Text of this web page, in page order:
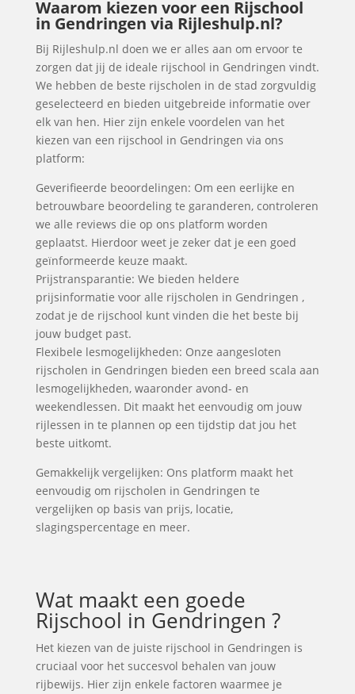
Waarom kiezen voor een Rijschool
in Gendringen via Rijleshulp.nl?
Bij Rijleshulp.nl doen we er alles aan om ervoor te
zorgen dat jij de ideale rijschool in Gendringen vindt.
We hebben de beste rijscholen in de stad zorgvuldig
geselecteerd en bieden uitgebreide informatie over
elk van hen. Hier zijn enkele voordelen van het
kiezen van een rijschool in Gendringen via ons
platform:
Geverifieerde beoordelingen: Om een eerlijke en
betrouwbare beoordeling te garanderen, controleren
we alle reviews die op ons platform worden
geplaatst. Hierdoor weet je zeker dat je een goed
geïnformeerde keuze maakt.
Prijstransparantie: We bieden heldere
prijsinformatie voor alle rijscholen in Gendringen ,
zodat je de rijschool kunt vinden die het beste bij
jouw budget past.
Flexibele lesmogelijkheden: Onze aangesloten
rijscholen in Gendringen bieden een breed scala aan
lesmogelijkheden, waaronder avond- en
weekendlessen. Dit maakt het eenvoudig om jouw
rijlessen in te plannen op een tijdstip dat jou het
beste uitkomt.
Gemakkelijk vergelijken: Ons platform maakt het
eenvoudig om rijscholen in Gendringen te
vergelijken op basis van prijs, locatie,
slagingspercentage en meer.
Wat maakt een goede
Rijschool in Gendringen ?
Het kiezen van de juiste rijschool in Gendringen is
cruciaal voor het succesvol behalen van jouw
rijbewijs. Hier zijn enkele factoren waarmee je